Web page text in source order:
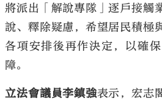
將派出「解說專隊」逐戶接觸
說、釋除疑慮，希望居民積極
各項安排後再作決定，以確
障。
立法會議員李鎮強表示，宏志